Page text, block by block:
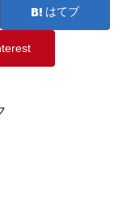
はてブ